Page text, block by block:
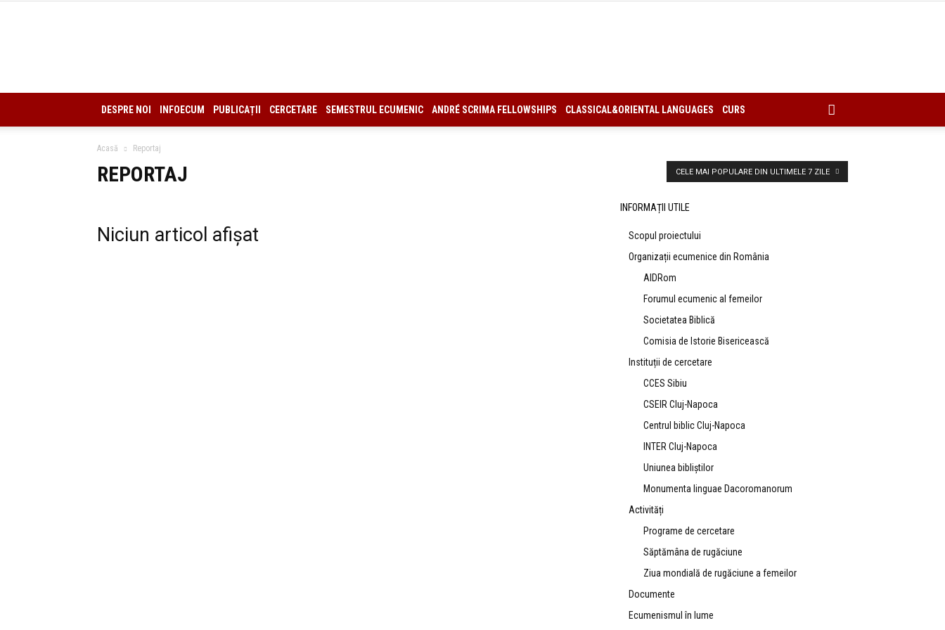
CCES
DESPRE NOI
INFOECUM PUBLICAȚII CERCETARE SEMESTRUL ECUMENIC ANDRÉ SCRIMA FELLOWSHIPS CLASSICAL&ORIENTAL LANGUAGES CURS
Acasă Reportaj
REPORTAJ CELE MAI POPULARE DIN ULTIMELE 7 ZILE
Niciun articol afișat
INFORMAȚII UTILE
Scopul proiectului
Organizații ecumenice din România
AIDRom
Forumul ecumenic al femeilor
Societatea Biblică
Comisia de Istorie Bisericească
Instituții de cercetare
CCES Sibiu
CSEIR Cluj-Napoca
Centrul biblic Cluj-Napoca
INTER Cluj-Napoca
Uniunea bibliştilor
Monumenta linguae Dacoromanorum
Activități
Programe de cercetare
Săptămâna de rugăciune
Ziua mondială de rugăciune a femeilor
Documente
Ecumenismul în lume